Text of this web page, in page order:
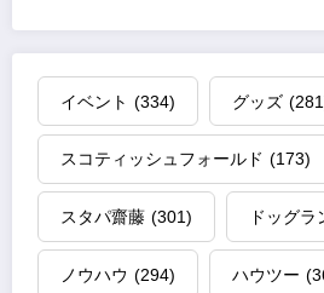
イベント (334) グッズ
スコティッシュフォールド (173)
スタパ齋藤 (301) ドッグラ
ノウハウ (294) ハウツー